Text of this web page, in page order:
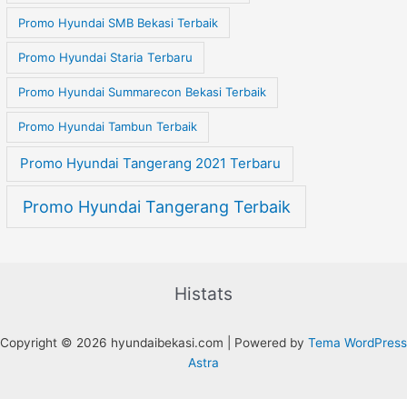
Promo Hyundai SMB Bekasi Terbaik
Promo Hyundai Staria Terbaru
Promo Hyundai Summarecon Bekasi Terbaik
Promo Hyundai Tambun Terbaik
Promo Hyundai Tangerang 2021 Terbaru
Promo Hyundai Tangerang Terbaik
Histats
Copyright © 2026 hyundaibekasi.com | Powered by Tema WordPress
Astra